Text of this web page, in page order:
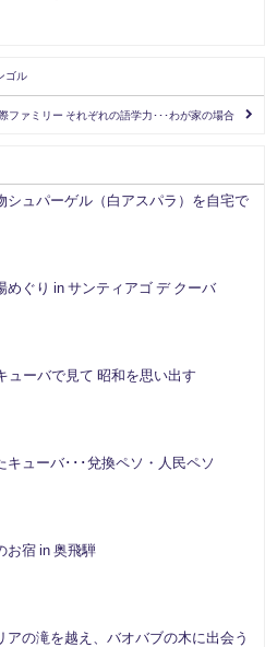
ゴル
ファミリー それぞれの語学力･･･わが家の場合
シュパーゲル（白アスパラ）を自宅で
めぐり in サンティアゴ デ クーバ
ューバで見て 昭和を思い出す
キューバ･･･兌換ペソ・人民ペソ
お宿 in 奥飛騨
アの滝を越え、バオバブの木に出会う